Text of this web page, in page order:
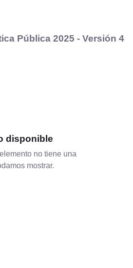
Pública 2025 - Versión 4
disponible
no tiene una
mostrar.